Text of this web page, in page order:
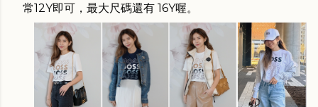
常12Y即可，最大尺碼還有 16Y喔。